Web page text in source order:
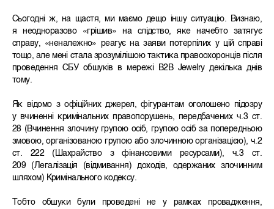
Сьогодні ж, на щастя, ми маємо дещо іншу ситуацію. Визнаю,
я неодноразово «грішив» на слідство, яке начебто затягує
справу, «неналежно» реагує на заяви потерпілих у цій справі
тощо, але мені стала зрозумілішою тактика правоохоронців після
проведення СБУ обшуків в мережі B2B Jewelry декілька днів
тому.
Як відомо з офіційних джерел, фігурантам оголошено підозру
у вчиненні кримінальних правопорушень, передбачених ч.3 ст.
28 (Вчинення злочину групою осіб, групою осіб за попередньою
змовою, організованою групою або злочинною організацією), ч.2
ст. 222 (Шахрайство з фінансовими ресурсами), ч.3 ст.
209 (Легалізація (відмивання) доходів, одержаних злочинним
шляхом) Кримінального кодексу.
Тобто обшуки були проведені не у рамках провадження,